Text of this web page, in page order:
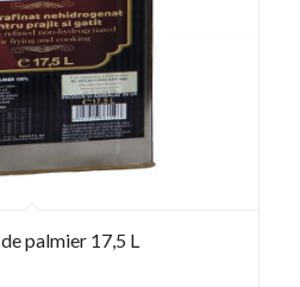
palmier 17,5 L